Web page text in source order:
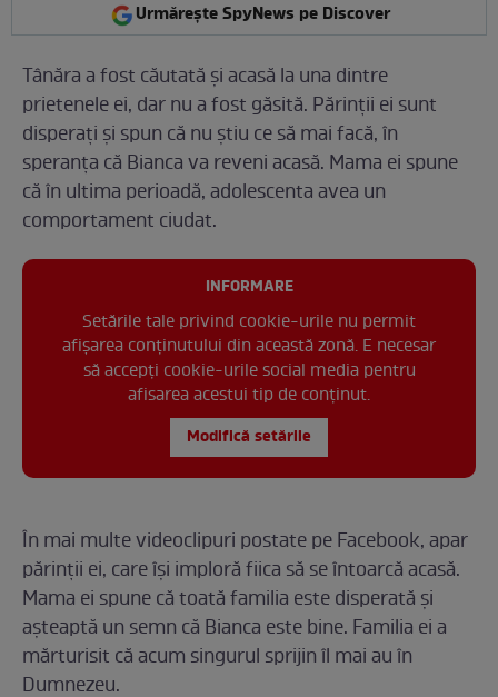
Urmărește SpyNews pe Discover
Tânăra a fost căutată și acasă la una dintre
prietenele ei, dar nu a fost găsită. Părinții ei sunt
disperați și spun că nu știu ce să mai facă, în
speranța că Bianca va reveni acasă. Mama ei spune
că în ultima perioadă, adolescenta avea un
comportament ciudat.
INFORMARE
Setările tale privind cookie-urile nu permit
afișarea conținutului din această zonă. E necesar
să accepți cookie-urile social media pentru
afisarea acestui tip de conținut.
Modifică setările
În mai multe videoclipuri postate pe Facebook, apar
părinții ei, care își imploră fiica să se întoarcă acasă.
Mama ei spune că toată familia este disperată și
așteaptă un semn că Bianca este bine. Familia ei a
mărturisit că acum singurul sprijin îl mai au în
Dumnezeu.